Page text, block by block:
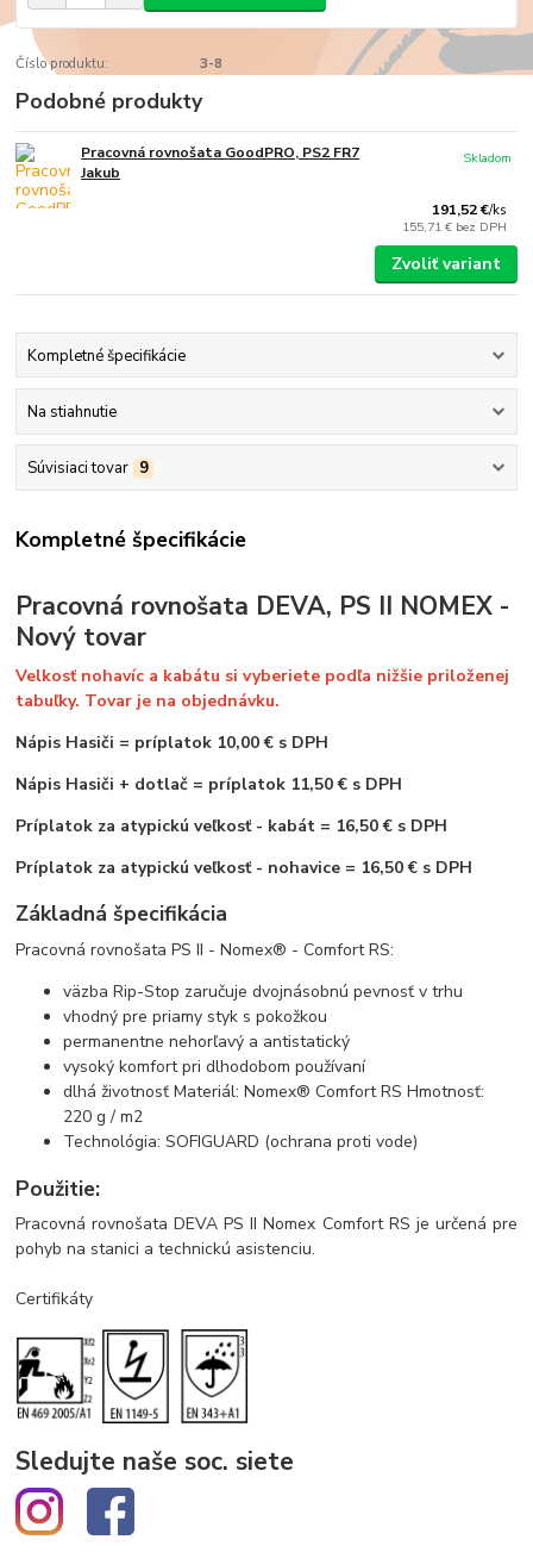
Číslo produktu: 3-8
Podobné produkty
Pracovná rovnošata GoodPRO, PS2 FR7
Jakub
191,52 €/ks
155,71 € bez DPH
Skladom
Zvoliť variant
Kompletné špecifikácie
Na stiahnutie
Súvisiaci tovar 9
Kompletné špecifikácie
Pracovná rovnošata DEVA, PS II NOMEX -
Nový tovar
Velkosť nohavíc a kabátu si vyberiete podľa nižšie priloženej
tabuľky. Tovar je na objednávku.
Nápis Hasiči = príplatok 10,00 € s DPH
Nápis Hasiči + dotlač = príplatok 11,50 € s DPH
Príplatok za atypickú veľkosť - kabát = 16,50 € s DPH
Príplatok za atypickú veľkosť - nohavice = 16,50 € s DPH
Základná špecifikácia
Pracovná rovnošata PS II - Nomex® - Comfort RS:
väzba Rip-Stop zaručuje dvojnásobnú pevnosť v trhu
vhodný pre priamy styk s pokožkou
permanentne nehorľavý a antistatický
vysoký komfort pri dlhodobom používaní
dlhá životnosť Materiál: Nomex® Comfort RS Hmotnosť:
220 g / m2
Technológia: SOFIGUARD (ochrana proti vode)
Použitie:
Pracovná rovnošata DEVA PS II Nomex Comfort RS je určená pre
pohyb na stanici a technickú asistenciu.
Certifikáty
Sledujte naše soc. siete